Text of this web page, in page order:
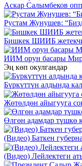
Аскар Салымбеков
Рустам Жунушев:
Бишкек ШИИБ
ИИМ орун басары
Эң көп окулгандар
Бүркүттүн алдында
Жөтөлдөн айыгууга
Өлгөн адамдар түшкө
(Видео) Баткен
(Видео) Лейлектеги